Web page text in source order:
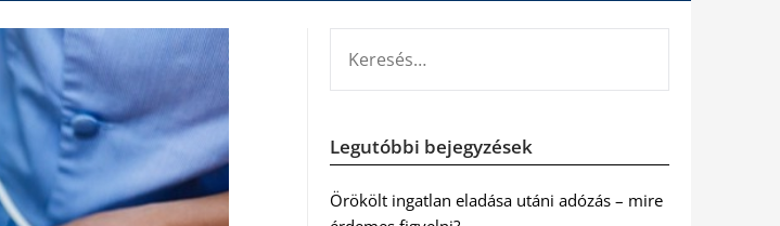
Legutóbbi bejegyzések
Örökölt ingatlan eladása utáni adózás – mire